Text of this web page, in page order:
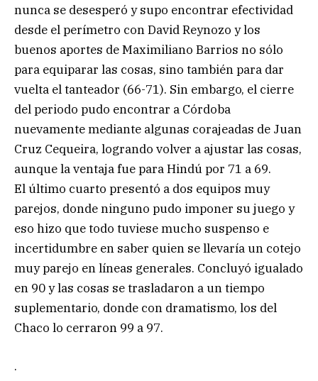
nunca se desesperó y supo encontrar efectividad
desde el perímetro con David Reynozo y los
buenos aportes de Maximiliano Barrios no sólo
para equiparar las cosas, sino también para dar
vuelta el tanteador (66-71). Sin embargo, el cierre
del periodo pudo encontrar a Córdoba
nuevamente mediante algunas corajeadas de Juan
Cruz Cequeira, logrando volver a ajustar las cosas,
aunque la ventaja fue para Hindú por 71 a 69.
El último cuarto presentó a dos equipos muy
parejos, donde ninguno pudo imponer su juego y
eso hizo que todo tuviese mucho suspenso e
incertidumbre en saber quien se llevaría un cotejo
muy parejo en líneas generales. Concluyó igualado
en 90 y las cosas se trasladaron a un tiempo
suplementario, donde con dramatismo, los del
Chaco lo cerraron 99 a 97.
.